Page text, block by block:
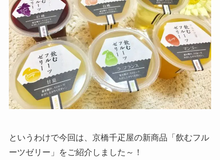
というわけで今回は、京橋千疋屋の新商品「飲むフル
ーツゼリー」をご紹介しました～！